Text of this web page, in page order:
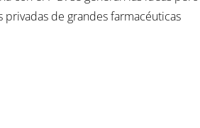
de grandes farmacéuticas